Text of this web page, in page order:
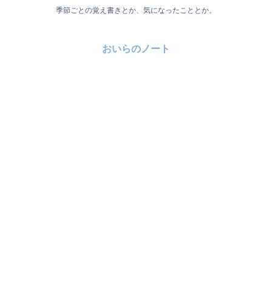
季節ごとの覚え書きとか、気になったこととか。
おいらのノート